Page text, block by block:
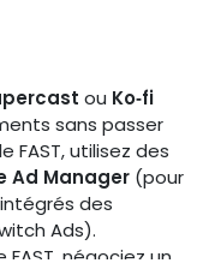
ou Ko‑fi
sans passer
FAST, utilisez des
Ad Manager (pour
des
Ads).
négociez un